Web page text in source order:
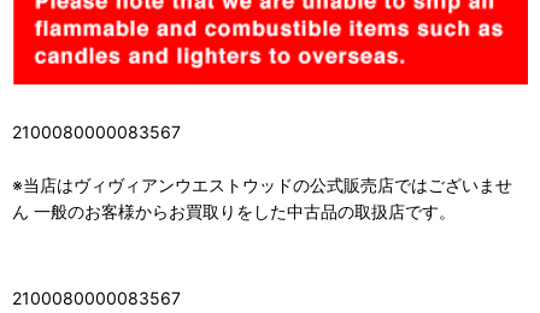
2100080000083567
※当店はヴィヴィアンウエストウッドの公式販売店ではございませ
ん 一般のお客様からお買取りをした中古品の取扱店です。
2100080000083567